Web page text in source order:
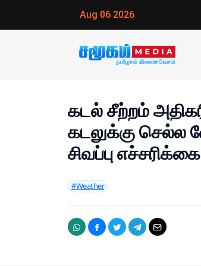
Aug 06 2026
கடல் சீற்றம்
கடலுக்கு செல்ல
சிவப்பு எச்சரிக்கை
#Weather